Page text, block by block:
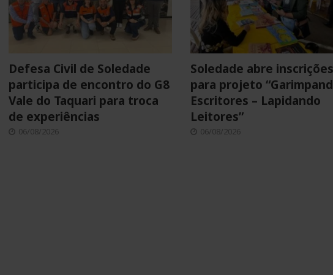
Defesa Civil de Soledade
participa de encontro do G8
Vale do Taquari para troca
de experiências
06/08/2026
Soledade abre
para projeto
Escritores – Lapidando
Leitores”
06/08/2026